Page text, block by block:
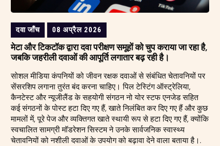
दवा जाँच 08 अप्रैल 2026
मेटा और टिकटॉक द्वारा दवा परीक्षण समूहों को चुप कराया जा रहा है,
जबकि जहरीली दवाओं की आपूर्ति लगातार बढ़ रही है।
सोशल मीडिया कंपनियों को जीवन रक्षक दवाओं से संबंधित चेतावनियों पर
सेंसरशिप लगाना तुरंत बंद करना चाहिए। पिल टेस्टिंग ऑस्ट्रेलिया,
कैनटेस्ट और न्यूजीलैंड के सहयोगी संगठन नो योर स्टफ एनजेड सहित
कई संगठनों के पोस्ट हटा दिए गए हैं, खाते निलंबित कर दिए गए हैं और कुछ
मामलों में, पूरे पेज और व्यक्तिगत खाते स्थायी रूप से हटा दिए गए हैं, क्योंकि
स्वचालित सामग्री मॉडरेशन सिस्टम ने उनके सार्वजनिक स्वास्थ्य
चेतावनियों को नशीली दवाओं के उपयोग को बढ़ावा देने वाला बताया है।.